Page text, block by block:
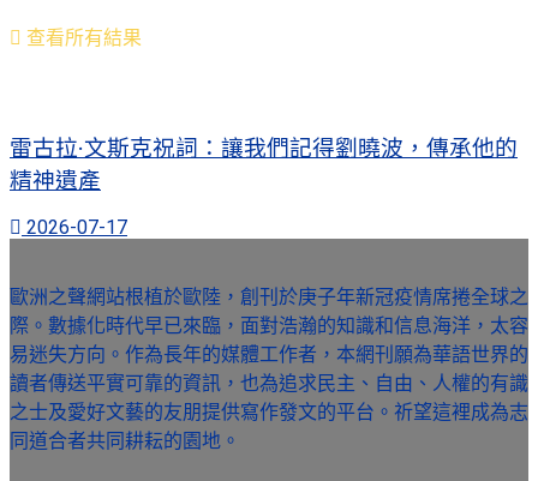
查看所有結果
雷古拉·文斯克祝詞：讓我們記得劉曉波，傳承他的
精神遺產
2026-07-17
歐洲之聲網站根植於歐陸，創刊於庚子年新冠疫情席捲全球之
際。數據化時代早已來臨，面對浩瀚的知識和信息海洋，太容
易迷失方向。作為長年的媒體工作者，本網刊願為華語世界的
讀者傳送平實可靠的資訊，也為追求民主、自由、人權的有識
之士及愛好文藝的友朋提供寫作發文的平台。祈望這裡成為志
同道合者共同耕耘的園地。